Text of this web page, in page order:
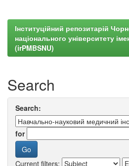
Інституційний репозитарій
національного університету
(irPMBSNU)
Search
Search:
for
Current filters: